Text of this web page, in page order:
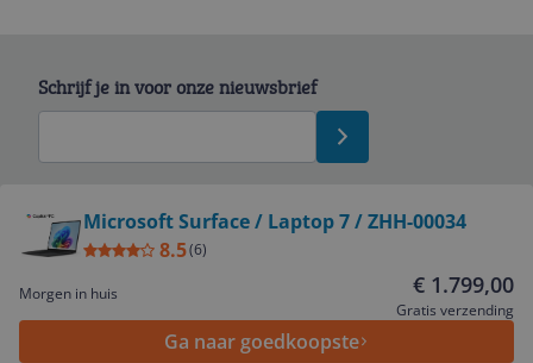
Microsoft Surface / Laptop 7 / ZHH-00034
8.5(6)
Morgen in huis € 1.799,00
Gratis verzending
Ga naar goedkoopste
Schrijf je in voor onze nieuwsbrief